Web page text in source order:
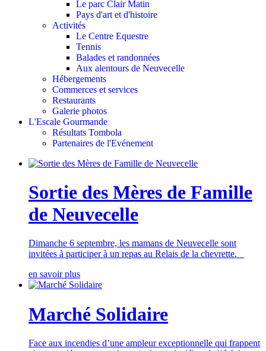
Le parc Clair Matin
Pays d'art et d'histoire
Activités
Le Centre Equestre
Tennis
Balades et randonnées
Aux alentours de Neuvecelle
Hébergements
Commerces et services
Restaurants
Galerie photos
L'Escale Gourmande
Résultats Tombola
Partenaires de l'Evénement
Sortie des Mères de Famille
de Neuvecelle
Dimanche 6 septembre, les mamans de Neuvecelle sont
invitées à participer à un repas au Relais de la chevrette.
en savoir plus
Marché Solidaire
Face aux incendies d’une ampleur exceptionnelle qui frappent